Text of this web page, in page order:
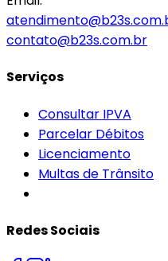
contato@b23s.com.br
Serviços
Consultar IPVA
Parcelar Débitos
Licenciamento
Multas de Trânsito
Redes Sociais